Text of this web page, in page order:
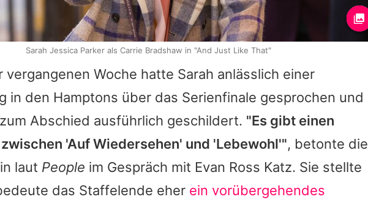
vergangenen Woche hatte Sarah anlässlich einer
in den Hamptons über das Serienfinale gesprochen und
Abschied ausführlich geschildert. "Es gibt einen
'Auf Wiedersehen' und 'Lebewohl'", betonte die
laut People im Gespräch mit Evan Ross Katz. Sie stellte
das Staffelende eher ein vorübergehendes
Sarah Jessica Parker als Carrie Bradshaw in "And Just Like That"